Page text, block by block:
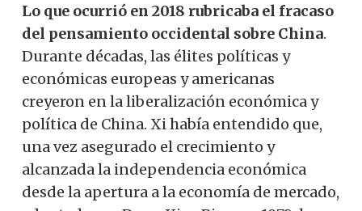
Lo que ocurrió en 2018 rubricaba el fracaso
del pensamiento occidental sobre China.
Durante décadas, las élites políticas y
económicas europeas y americanas
creyeron en la liberalización económica y
política de China. Xi había entendido que,
una vez asegurado el crecimiento y
alcanzada la independencia económica
desde la apertura a la economía de mercado,